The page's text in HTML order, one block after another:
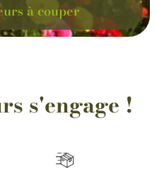
à couper
s'engage !